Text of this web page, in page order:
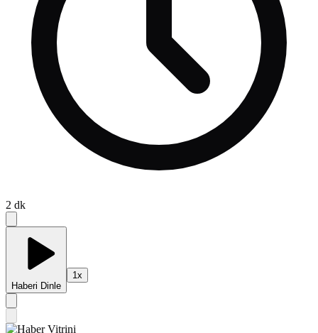
2 dk
Haberi Dinle
1x